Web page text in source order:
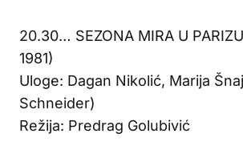
20.30… SEZONA MIRA U
1981)
Uloge: Dagan Nikolić, Marija
Schneider)
Režija: Predrag Golubivić